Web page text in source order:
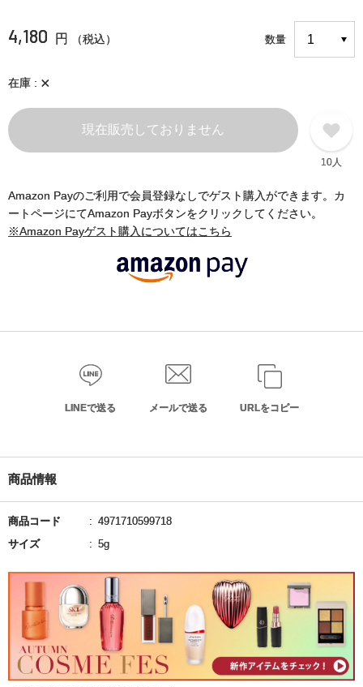
4,180 円 （税込） 数量
在庫 ×
現在販売しておりません
10人
Amazon Payのご利用で会員登録なしでゲスト購入ができます。カ
ートページにてAmazon Payボタンをクリックしてください。
※Amazon Payゲスト購入についてはこちら
LINEで送る メールで送る URLをコピー
商品情報
商品コード
4971710599718
サイズ
5g